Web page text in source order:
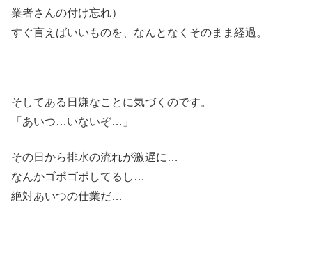
業者さんの付け忘れ）
すぐ言えばいいものを、なんとなくそのまま経過。
そしてある日嫌なことに気づくのです。
「あいつ…いないぞ…」
その日から排水の流れが激遅に…
なんかゴポゴポしてるし…
絶対あいつの仕業だ…